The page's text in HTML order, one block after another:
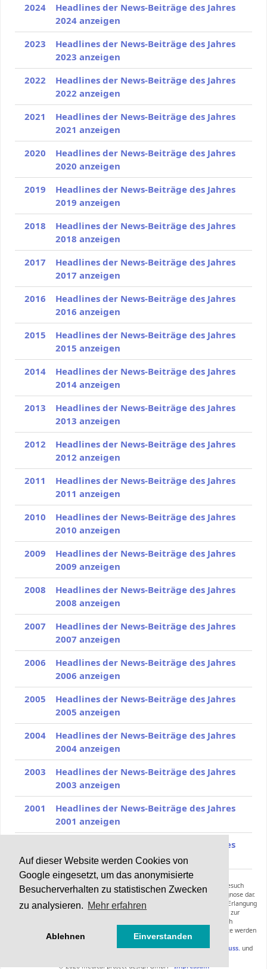
Auf dieser Website werden Cookies von
Google eingesetzt, um das anonymisierte
Besucherverhalten zu statistischen Zwecken
zu analysieren. Mehr erfahren
Ablehnen Einverstanden
2024
Headlines der News-Beiträge des Jahres
2024 anzeigen
2023
Headlines der News-Beiträge des Jahres
2023 anzeigen
2022
Headlines der News-Beiträge des Jahres
2022 anzeigen
2021
Headlines der News-Beiträge des Jahres
2021 anzeigen
2020
Headlines der News-Beiträge des Jahres
2020 anzeigen
2019
Headlines der News-Beiträge des Jahres
2019 anzeigen
2018
Headlines der News-Beiträge des Jahres
2018 anzeigen
2017
Headlines der News-Beiträge des Jahres
2017 anzeigen
2016
Headlines der News-Beiträge des Jahres
2016 anzeigen
2015
Headlines der News-Beiträge des Jahres
2015 anzeigen
2014
Headlines der News-Beiträge des Jahres
2014 anzeigen
2013
Headlines der News-Beiträge des Jahres
2013 anzeigen
2012
Headlines der News-Beiträge des Jahres
2012 anzeigen
2011
Headlines der News-Beiträge des Jahres
2011 anzeigen
2010
Headlines der News-Beiträge des Jahres
2010 anzeigen
2009
Headlines der News-Beiträge des Jahres
2009 anzeigen
2008
Headlines der News-Beiträge des Jahres
2008 anzeigen
2007
Headlines der News-Beiträge des Jahres
2007 anzeigen
2006
Headlines der News-Beiträge des Jahres
2006 anzeigen
2005
Headlines der News-Beiträge des Jahres
2005 anzeigen
2004
Headlines der News-Beiträge des Jahres
2004 anzeigen
2003
Headlines der News-Beiträge des Jahres
2003 anzeigen
2001
Headlines der News-Beiträge des Jahres
2001 anzeigen
Headlines der News-Beiträge des Jahres
2000 anzeigen
Die Inhalte von Haarerkrankungen.de können und sollen keinen Arztbesuch
ersetzen und stellen keine Anleitung zur Selbstmedikation oder Selbstdiagnose dar.
Die Informationen dieser Webseiten inklusive der Expertenräte sollen zur Erlangung
zusätzlicher Informationen zu einer bereits gestellten Diagnose oder zur
Vorbereitung eines Arztbesuches dienen. Empfehlungen hinsichtlich
Diagnoseverfahren, Therapieformen, Medikamenten oder anderer Produkte werden
nicht gegeben.
Nutzungsbedingungen mit Haftungsausschluss. und
© 2026 medical project design GmbH -Impressum